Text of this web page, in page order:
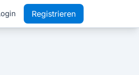
Registrieren